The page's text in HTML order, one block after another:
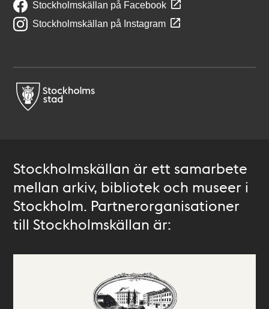
Stockholmskällan på Facebook
Stockholmskällan på Instagram
Stockholmskällan är ett samarbete
mellan arkiv, bibliotek och museer i
Stockholm. Partnerorganisationer
till Stockholmskällan är: